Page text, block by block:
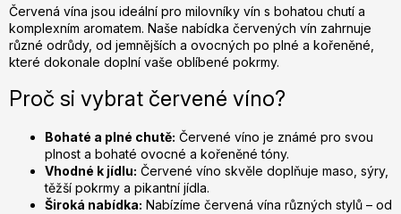
c
í
p
r
v
k
y
v
ý
p
i
Červená vína jsou ideální pro milovníky vín s bohatou chutí a
komplexním aromatem. Naše nabídka červených vín zahrnuje
různé odrůdy, od jemnějších a ovocných po plné a kořeněné,
které dokonale doplní vaše oblíbené pokrmy.
Proč si vybrat červené víno?
Bohaté a plné chutě: Červené víno je známé pro svou
plnost a bohaté ovocné a kořeněné tóny.
Vhodné k jídlu: Červené víno skvěle doplňuje maso, sýry,
těžší pokrmy a pikantní jídla.
Široká nabídka: Nabízíme červená vína různých stylů – od